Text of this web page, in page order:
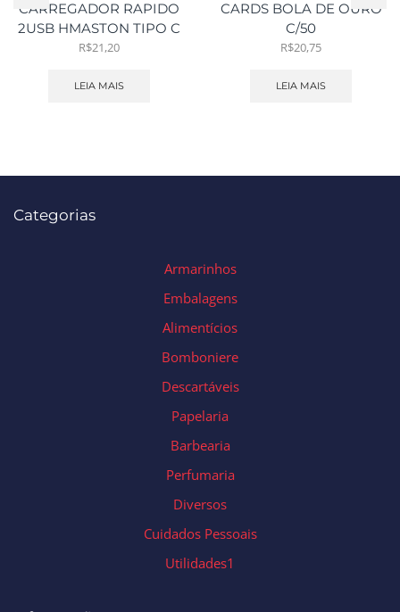
CARREGADOR RAPIDO
2USB HMASTON TIPO C
R$21,20
LEIA MAIS
CARDS BOLA DE OURO
C/50
R$20,75
LEIA MAIS
Categorias
Armarinhos
Embalagens
Alimentícios
Bomboniere
Descartáveis
Papelaria
Barbearia
Perfumaria
Diversos
Cuidados Pessoais
Utilidades1